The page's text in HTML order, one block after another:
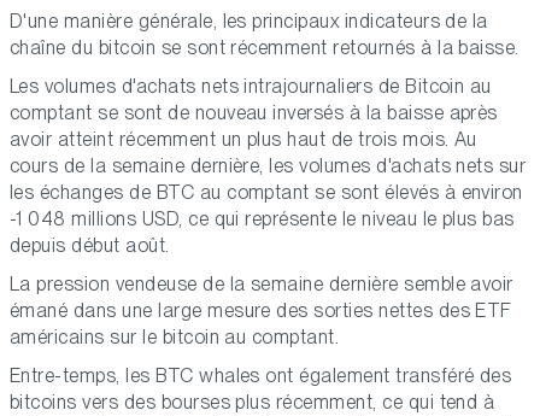
D'une manière générale, les principaux indicateurs de la
chaîne du bitcoin se sont récemment retournés à la baisse.
Les volumes d'achats nets intrajournaliers de Bitcoin au
comptant se sont de nouveau inversés à la baisse après
avoir atteint récemment un plus haut de trois mois. Au
cours de la semaine dernière, les volumes d'achats nets sur
les échanges de BTC au comptant se sont élevés à environ
-1 048 millions USD, ce qui représente le niveau le plus bas
depuis début août.
La pression vendeuse de la semaine dernière semble avoir
émané dans une large mesure des sorties nettes des ETF
américains sur le bitcoin au comptant.
Entre-temps, les BTC whales ont également transféré des
bitcoins vers des bourses plus récemment, ce qui tend à